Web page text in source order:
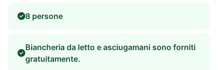
8 persone
Biancheria da letto e asciugamani sono forniti
gratuitamente.